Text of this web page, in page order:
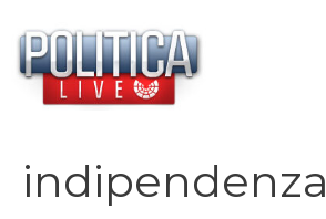
contenuto
indipendenza